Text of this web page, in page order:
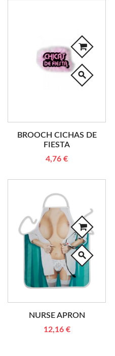
search
BROOCH CICHAS DE
FIESTA
4,76 €
search
NURSE APRON
12,16 €